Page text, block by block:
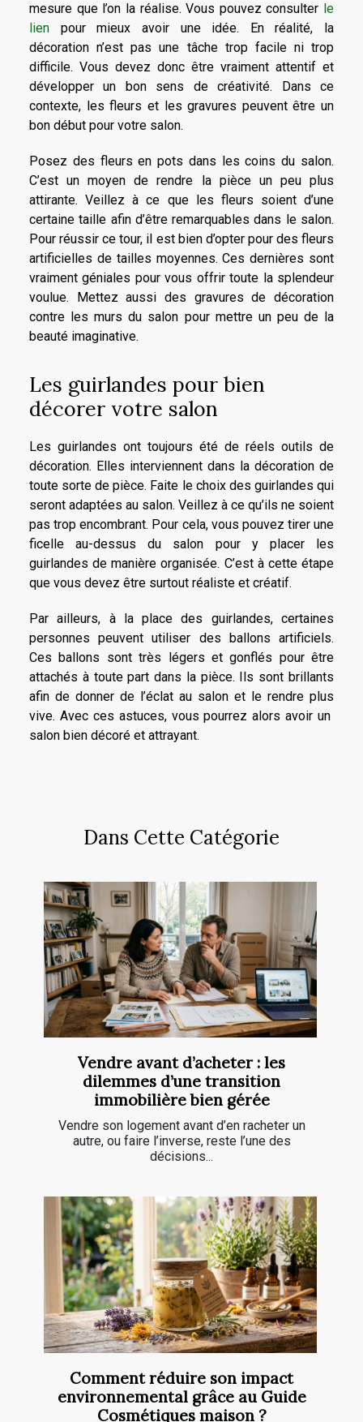
mesure que l’on la réalise. Vous pouvez consulter le
lien pour mieux avoir une idée. En réalité, la
décoration n’est pas une tâche trop facile ni trop
difficile. Vous devez donc être vraiment attentif et
développer un bon sens de créativité. Dans ce
contexte, les fleurs et les gravures peuvent être un
bon début pour votre salon.
Posez des fleurs en pots dans les coins du salon.
C’est un moyen de rendre la pièce un peu plus
attirante. Veillez à ce que les fleurs soient d’une
certaine taille afin d’être remarquables dans le salon.
Pour réussir ce tour, il est bien d’opter pour des fleurs
artificielles de tailles moyennes. Ces dernières sont
vraiment géniales pour vous offrir toute la splendeur
voulue. Mettez aussi des gravures de décoration
contre les murs du salon pour mettre un peu de la
beauté imaginative.
Les guirlandes pour bien
décorer votre salon
Les guirlandes ont toujours été de réels outils de
décoration. Elles interviennent dans la décoration de
toute sorte de pièce. Faite le choix des guirlandes qui
seront adaptées au salon. Veillez à ce qu’ils ne soient
pas trop encombrant. Pour cela, vous pouvez tirer une
ficelle au-dessus du salon pour y placer les
guirlandes de manière organisée. C’est à cette étape
que vous devez être surtout réaliste et créatif.
Par ailleurs, à la place des guirlandes, certaines
personnes peuvent utiliser des ballons artificiels.
Ces ballons sont très légers et gonflés pour être
attachés à toute part dans la pièce. Ils sont brillants
afin de donner de l’éclat au salon et le rendre plus
vive. Avec ces astuces, vous pourrez alors avoir un
salon bien décoré et attrayant.
Dans Cette Catégorie
Vendre avant d’acheter : les
dilemmes d’une transition
immobilière bien gérée
Vendre son logement avant d’en racheter un
autre, ou faire l’inverse, reste l’une des
décisions...
Comment réduire son impact
environnemental grâce au Guide
Cosmétiques maison ?